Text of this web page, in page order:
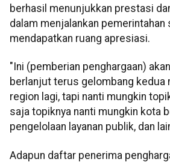
berhasil menunjukkan prestasi
dalam menjalankan pemerintahan
mendapatkan ruang apresiasi.
"Ini (pemberian penghargaan)
berlanjut terus gelombang kedua
region lagi, tapi nanti mungkin
saja topiknya nanti mungkin kota
pengelolaan layanan publik, dan
Adapun daftar penerima